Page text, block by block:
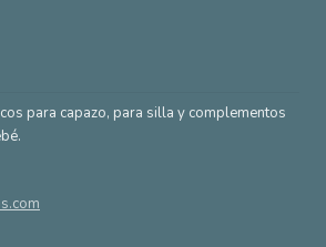
para capazo, para silla y complementos